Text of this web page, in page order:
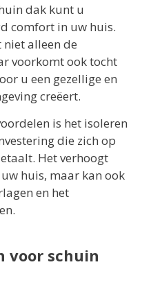
dak kunt u
comfort in uw huis.
niet alleen de
voorkomt ook tocht
u een gezellige en
creëert.
is het isoleren
die zich op
Het verhoogt
huis, maar kan ook
en het
voor schuin